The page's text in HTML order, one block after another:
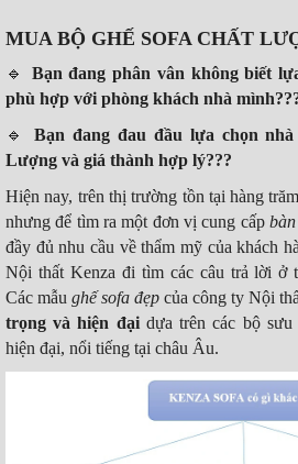
MUA BỘ GHẾ SOFA CHẤT
🔹️
Bạn đang phân vân không biết
phù hợp với phòng khách nhà
🔹️ Bạn đang đau đầu lựa chọn
Lượng và giá thành hợp lý???
Hiện nay, trên thị trường tồn tại hàng
nhưng để tìm ra một đơn vị cung cấp bàn
đầy đủ nhu cầu về thẩm mỹ của khách
Nội thất Kenza đi tìm các câu trả lời ở
Các mẫu ghế sofa đẹp của công ty Nội
trọng và hiện đạidựa trên các bộ sưu
hiện đại, nổi tiếng tại châu Âu.